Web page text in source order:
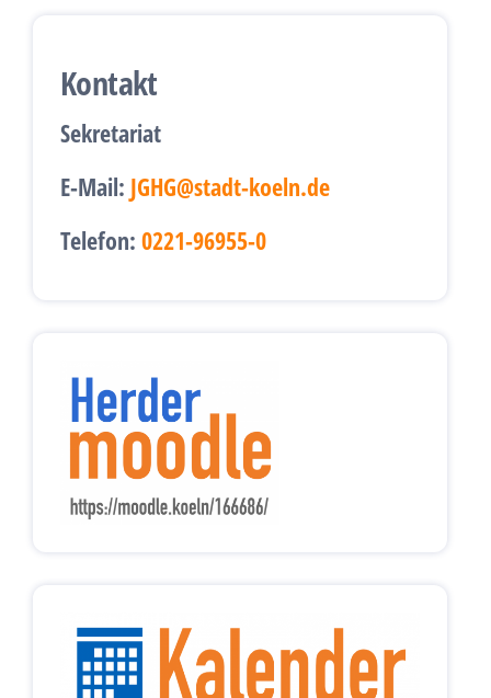
Kontakt
Sekretariat
E-Mail: JGHG@stadt-koeln.de
Telefon: 0221-96955-0